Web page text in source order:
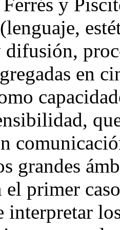
en
grandes
primer
interpretar